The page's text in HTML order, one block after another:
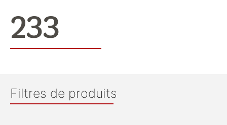
233
Filtres de produits